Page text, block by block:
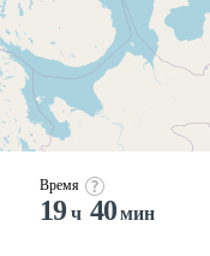
Время
19ч 40 мин